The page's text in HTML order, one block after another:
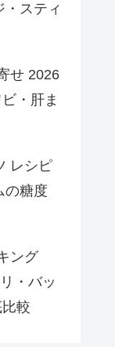
・スティ
せ 2026
・肝ま
レシピ
の糖度
ング
・バッ
較